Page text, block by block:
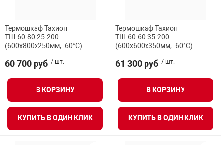
Термошкаф Тахион
ТШ-60.80.25.200
(600х800х250мм, -60°С)
60 700 руб / шт.
В КОРЗИНУ
КУПИТЬ В ОДИН КЛИК
Термошкаф Тахион
ТШ-60.60.35.200
(600х600х350мм, -60°С)
61 300 руб / шт.
В КОРЗИНУ
КУПИТЬ В ОДИН КЛИК